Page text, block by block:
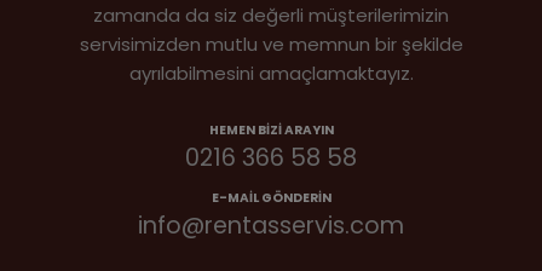
zamanda da siz değerli müşterilerimizin
servisimizden mutlu ve memnun bir şekilde
ayrılabilmesini amaçlamaktayız.
HEMEN BIZI ARAYIN
0216 366 58 58
E-MAIL GÖNDERIN
info@rentasservis.com